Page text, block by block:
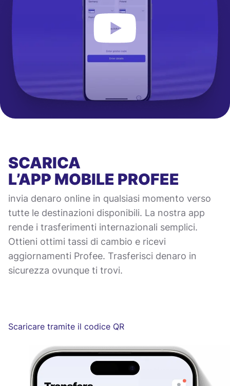
SCARICA
L’APP MOBILE PROFEE
invia denaro online in qualsiasi momento verso
tutte le destinazioni disponibili. La nostra app
rende i trasferimenti internazionali semplici.
Ottieni ottimi tassi di cambio e ricevi
aggiornamenti Profee. Trasferisci denaro in
sicurezza ovunque ti trovi.
Scaricare tramite il codice QR